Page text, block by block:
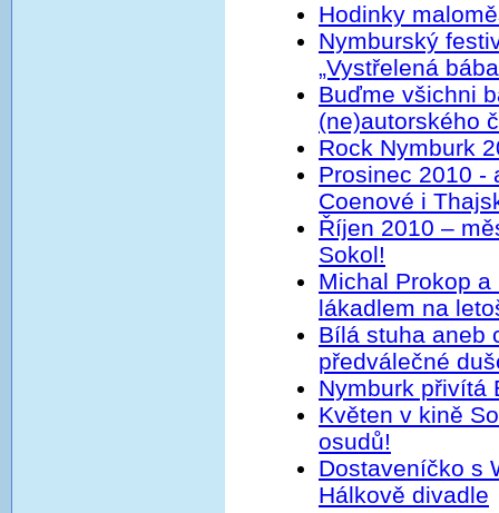
Hodinky
Nymburský
„Vystřelená
Buďme všichni
(ne)autorského
Rock Nymburk
Prosinec 2010 -
Coenové i
Říjen 2010 –
Sokol!
Michal Prokop
lákadlem na
Bílá stuha aneb
předválečné
Nymburk přivítá
Květen v kině
osudů!
Dostaveníčko s
Hálkově divadle